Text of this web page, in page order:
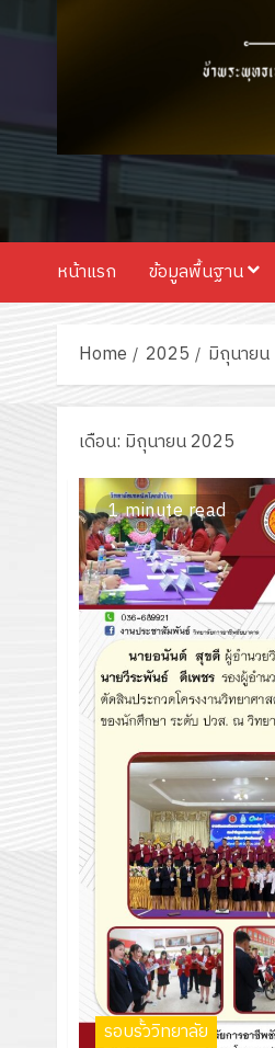
หน้าแรก ข้อมูลพื้นฐาน
Home 2025 มิถุนายน
เดือน: มิถุนายน 2025
1 minute read
รอบรั้ววิทยาลัย